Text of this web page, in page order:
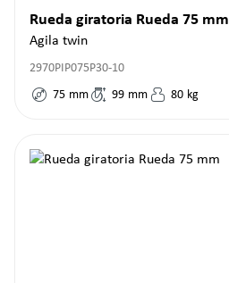
Rueda giratoria Rueda 75 mm
Agila twin
2970PIP075P30-10
75 mm 99 mm 80 kg